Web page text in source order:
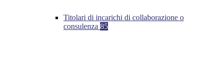
Titolari di incarichi di collaborazione o
consulenza 85